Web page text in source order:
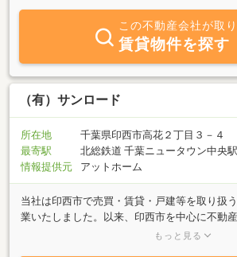
様のご来店をスタッフ一同心よりお待ちしてお
この不動産会社が取
賃貸物件を探す
（有）サンロード
所在地
千葉県印西市高花２丁目３－４
最寄駅
北総鉄道 千葉ニュータウン中央
情報提供元
アットホーム
当社は印西市で売買・賃貸・戸建等を取り扱
業いたしました。以来、印西市を中心に不動
の管理・コンサルティング等を行っておりま
もっと見る